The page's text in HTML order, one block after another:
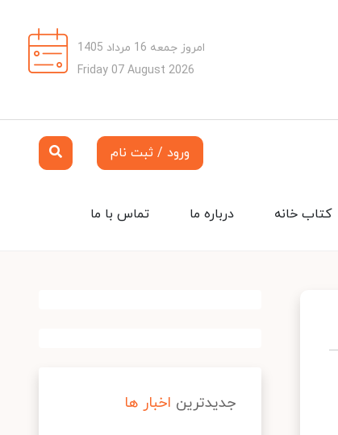
امروز جمعه 16 مرداد 1405
Friday 07 August 2026
ورود / ثبت نام
تماس با ما درباره ما کتاب خانه
جدیدترین اخبار ها